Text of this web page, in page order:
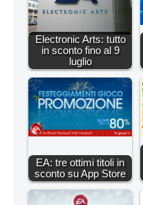
Electronic Arts: tutto
in sconto fino al 9
luglio
EA: tre ottimi titoli in
sconto su App Store